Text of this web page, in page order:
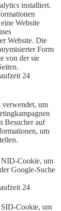
installiert.
Website
Website. Die
Form
von der sie
24
um
Besucher auf
um
NID-Cookie, um
Google-Suche
24
Cookie, um